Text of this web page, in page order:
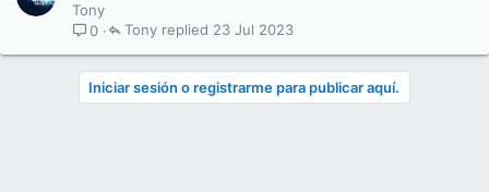
Tony
0
23 Jul 2023
Tony
Iniciar sesión o registrarme para publicar aquí.